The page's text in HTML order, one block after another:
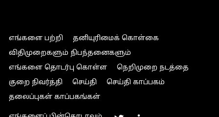
எங்களை பற்றி
தனியுரிமைக் கொள்கை
விதிமுறைகளும் நிபந்தனைகளும்
எங்களை தொடர்பு கொள்ள
நெறிமுறை நடத்தை
குறை நிவர்த்தி
செய்தி
செய்தி காப்பகம்
தலைப்புகள் காப்பகங்கள்